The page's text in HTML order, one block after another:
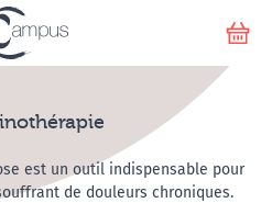
est un outil indispensable pour
de douleurs chroniques.